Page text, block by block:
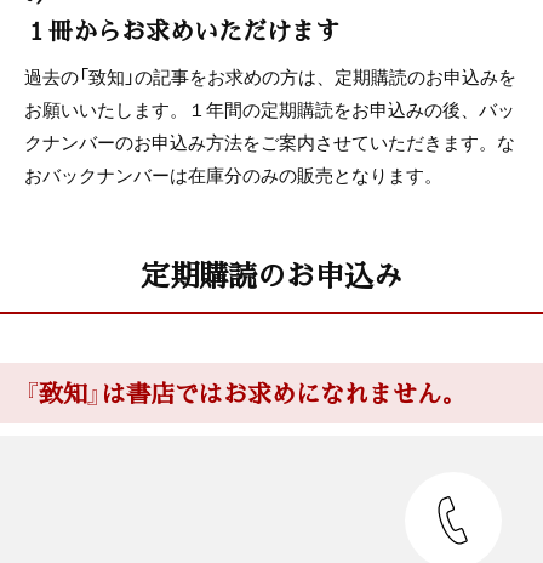
１冊からお求めいただけます
過去の「致知」の記事をお求めの方は、定期購読のお申込みを
お願いいたします。１年間の定期購読をお申込みの後、バッ
クナンバーのお申込み方法をご案内させていただきます。な
おバックナンバーは在庫分のみの販売となります。
定期購読のお申込み
『致知』は書店ではお求めになれません。